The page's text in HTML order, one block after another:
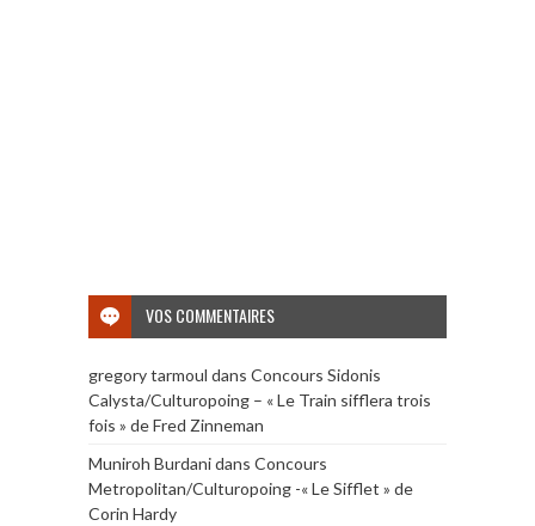
VOS COMMENTAIRES
gregory tarmoul dans Concours Sidonis
Calysta/Culturopoing – « Le Train sifflera trois
fois » de Fred Zinneman
Muniroh Burdanidans Concours
Metropolitan/Culturopoing -« Le Sifflet » de
Corin Hardy